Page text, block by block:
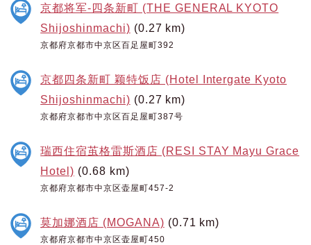
京都将军-四条新町 (THE GENERAL KYOTO
Shijoshinmachi) (0.27 km)
京都府京都市中京区百足屋町392
京都四条新町 颖特饭店 (Hotel Intergate Kyoto
Shijoshinmachi) (0.27 km)
京都府京都市中京区百足屋町387号
瑞西住宿茧格雷斯酒店 (RESI STAY Mayu Grace
Hotel) (0.68 km)
京都府京都市中京区壶屋町457-2
莫加娜酒店 (MOGANA) (0.71 km)
京都府京都市中京区壶屋町450